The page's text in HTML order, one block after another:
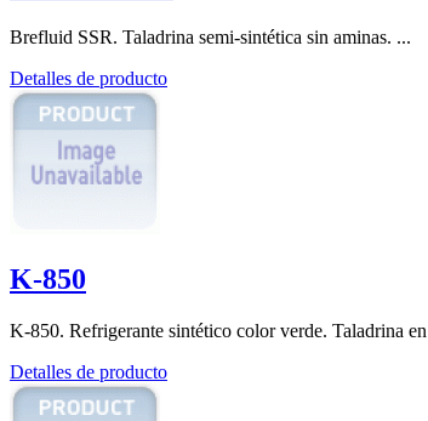
Brefluid SSR. Taladrina semi-sintética sin aminas. ...
Detalles de producto
K-850
K-850. Refrigerante sintético color verde. Taladrina
Detalles de producto